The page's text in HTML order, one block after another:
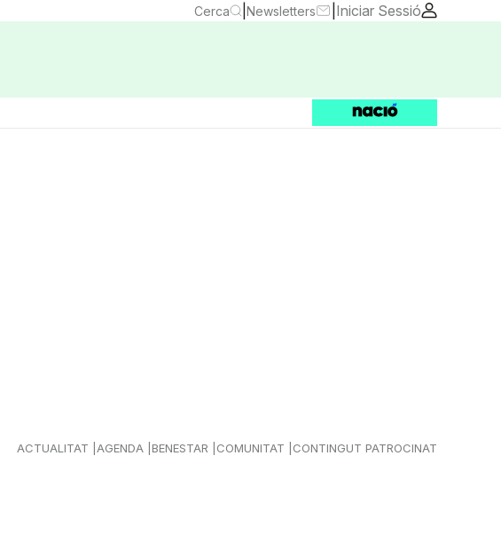
Cerca Newsletters Iniciar Sessió
ACTUALITAT AGENDA BENESTAR COMUNITAT CONTINGUT PATROCINAT